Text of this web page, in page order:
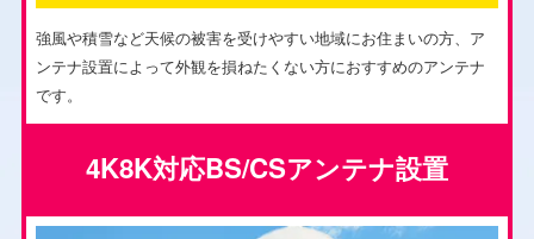
強風や積雪など天候の被害を受けやすい地域にお住まいの方、ア
ンテナ設置によって外観を損ねたくない方におすすめのアンテナ
です。
4K8K対応BS/CSアンテナ設置